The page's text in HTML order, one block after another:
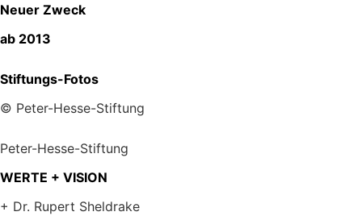
Neuer Zweck
ab 2013
Stiftungs-Fotos
© Peter-Hesse-Stiftung
Peter-Hesse-Stiftung
WERTE + VISION
+ Dr. Rupert Sheldrake